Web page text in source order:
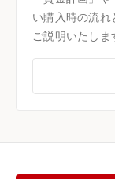
い購入時の流
ご説明いたしま